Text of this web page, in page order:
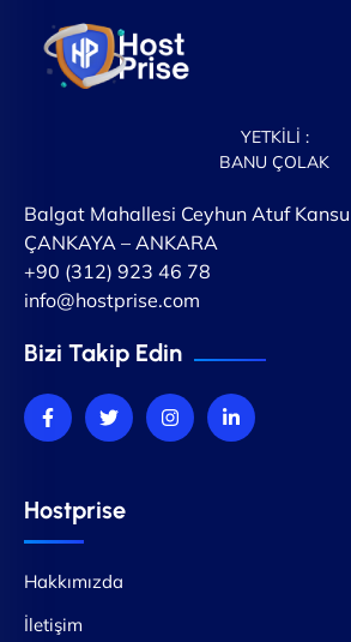
YETKİLİ :
BANU ÇOLAK
Balgat Mahallesi Ceyhun Atuf
ÇANKAYA – ANKARA
+90 (312) 923 46 78
info@hostprise.com
Bizi Takip Edin
Hostprise
Hakkımızda
İletişim